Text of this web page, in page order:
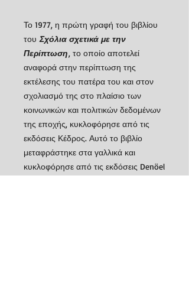
Το 1977, η πρώτη γραφή του βιβλίου
του Σχόλια σχετικά με την
Περίπτωση, το οποίο αποτελεί
αναφορά στην περίπτωση της
εκτέλεσης του πατέρα του και στον
σχολιασμό της στο πλαίσιο των
κοινωνικών και πολιτικών δεδομένων
της εποχής, κυκλοφόρησε από τις
εκδόσεις Κέδρος. Αυτό το βιβλίο
μεταφράστηκε στα γαλλικά και
κυκλοφόρησε από τις εκδόσεις Denöel